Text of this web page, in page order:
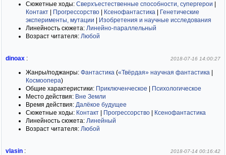
Сюжетные ходы: Сверхъестественные способности, супергерои
Контакт
Прогрессорство Ксенофантастика
Генетические
эксперименты, мутации
Изобретения и научные исследования
Линейность сюжета: Линейно-параллельный
Возраст читателя: Любой
dinoax : 2018-07-16 14:00:27
Жанры/поджанры: Фантастика («Твёрдая» научная фантастика
Космоопера)
Общие характеристики: Приключенческое
Психологическое
Место действия: Вне Земли
Время действия: Далёкое будущее
Сюжетные ходы: Контакт Прогрессорство
Ксенофантастика
Линейность сюжета: Линейный
Возраст читателя: Любой
vlasin : 2018-07-14 00:16:42